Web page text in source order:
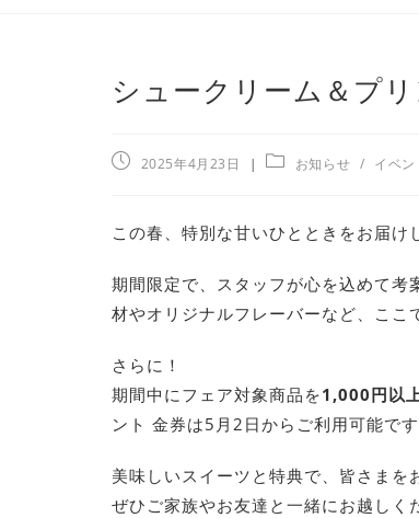
シュークリーム＆プ
2025年4月23日 お知らせ / イベン
この春、特別な甘いひとときをお届け
期間限定で、スタッフが心を込めて
材やオリジナルフレーバーなど、ここ
さらに！
期間中にフェア対象商品を1,000円以
ント 金券は5月2日からご利用可能で
美味しいスイーツと特典で、皆さまを
ぜひご家族やお友達と一緒にお越しく